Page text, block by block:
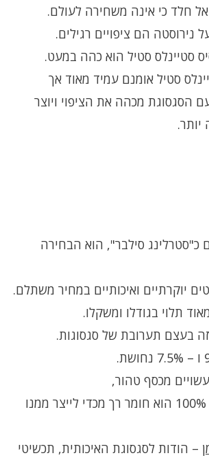
חלד כי אינה משחירה לעולם.
נירוסטה הם ציפויים רגילים.
סטיינלס סטיל הוא כהה במעט.
סטיל אומנם עמיד מאוד אך
הסגסוגת מכהה את הציפוי ויוצר
גם כ"סטרלינג סילבר", הוא הבחירה
יוקרתיים ואיכותיים במחיר משתלם.
תלוי בגודלו ומשקלו.
מכסף טהור,
כיוון שכסף טהור 100% הוא חומר רך מכדי לייצר ממנו
– הודות לסגסוגת האיכותית, תכשיטי